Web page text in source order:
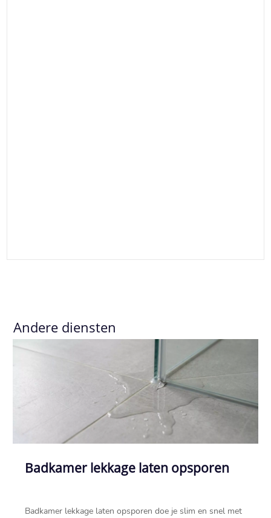
Andere diensten
Badkamer lekkage laten opsporen
Badkamer lekkage laten opsporen doe je slim en snel met